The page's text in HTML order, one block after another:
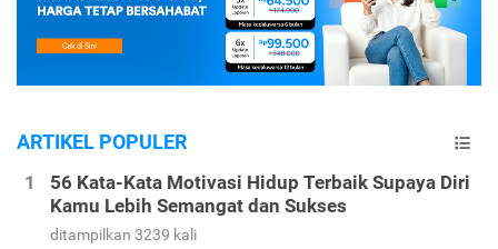
ARTIKEL POPULER
56 Kata-Kata Motivasi Hidup Terbaik Supaya Diri
Kamu Lebih Semangat dan Sukses
ditampilkan 3239 kali